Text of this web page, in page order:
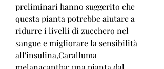
preliminari hanno suggerito che
questa pianta potrebbe aiutare a
ridurre i livelli di zucchero nel
sangue e migliorare la sensibilità
all'insulina,Caralluma